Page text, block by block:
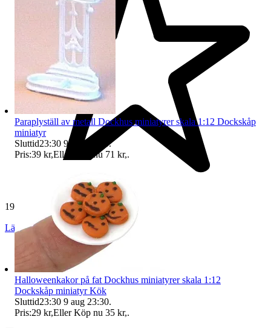
19 270 omdömen
Läs omdömen Följ
Paraplyställ av metall Dockhus miniatyrer skala 1:12 Dockskåp
miniatyr
Sluttid23:30 9 aug 23:30.
Pris:39 kr,Eller Köp nu 71 kr,.
Halloweenkakor på fat Dockhus miniatyrer skala 1:12
Dockskåp miniatyr Kök
Sluttid23:30 9 aug 23:30.
Pris:29 kr,Eller Köp nu 35 kr,.